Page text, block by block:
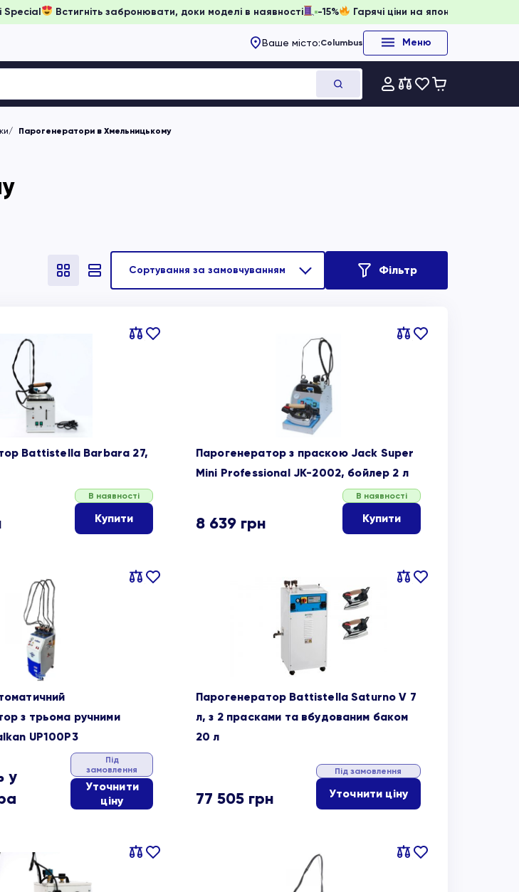
Kansai Special Встигніть забронювати, доки моделі в наявності -15% Гарячі ціни на японське
Ваше місто:Columbus Меню
Парогенератори в Хмельницькому
Фільтр
Порівняти
В
Battistella Barbara 27,
В наявності
Купити
Порівняти
В
Парогенератор з праскою Jack Super
Mini Professional JK-2002, бойлер 2 л
8 639 грн
В наявності
Купити
Порівняти
В
з трьома ручними
UP100P3
у
Під
замовлення
Уточнити
ціну
Порівняти
В
Парогенератор Battistella Saturno V 7
л, з 2 прасками та вбудованим баком
20 л
77 505 грн
Під замовлення
Уточнити ціну
Порівняти
В
Порівняти
В